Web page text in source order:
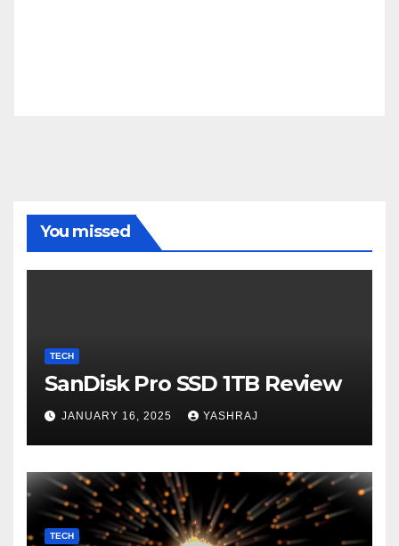
You missed
TECH
SanDisk Pro SSD 1TB Review
JANUARY 16, 2025 YASHRAJ
TECH